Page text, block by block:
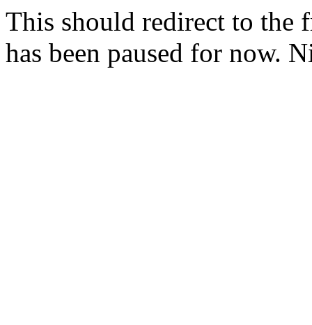
This should redirect to the
has been paused for now.